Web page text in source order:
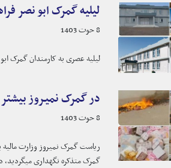
لیلیه گمرک ابو نصر
8 حوت 1403
لیلیه عصری به کارمندان گمرک ابو نصر فراهی ولایت فراه به ارزش (۱۲،۸) میلیون
در گمرک نمیروز
8 حوت 1403
گمرک متذکره نگهداری